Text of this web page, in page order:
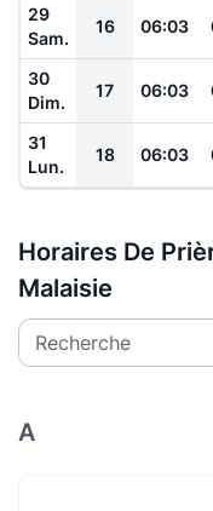
29
Sam.
16 06:03
30
Dim.
17 06:03
31
Lun.
18 06:03
Horaires De
Malaisie
Recherche
A